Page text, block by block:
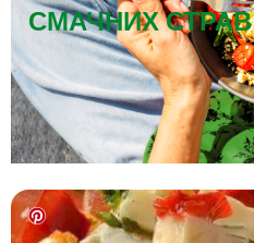
СМАЧНИХ СТРАВ